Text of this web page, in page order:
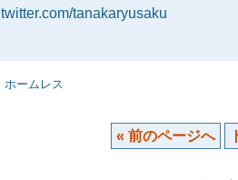
twitter.com/tanakaryusaku
ホームレス
« 前のページへ